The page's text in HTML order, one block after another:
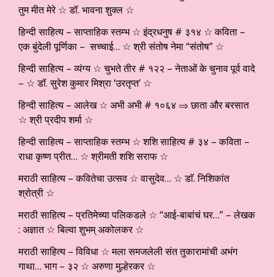
तुम मीत मेरे ☆ डॉ. भावना शुक्ल ☆
हिन्दी साहित्य – साप्ताहिक स्तम्भ ☆ इंद्रधनुष # ३१४ ☆ कविता –
एक बुंदेली पूर्णिका – सच्चाई… ☆ श्री संतोष नेमा “संतोष” ☆
हिन्दी साहित्य – व्यंग्य ☆ चुभते तीर # १२२ – नेताओं के चुनाव पूर्व वादे
– ☆ डॉ. सुरेश कुमार मिश्रा ‘उरतृप्त’ ☆
हिन्दी साहित्य – आलेख ☆ अभी अभी # १०६४ ⇒ छाता और बरसात
☆ श्री प्रदीप शर्मा ☆
हिन्दी साहित्य – साप्ताहिक स्तम्भ ☆ शशि साहित्य # ३४ – कविता –
राधा कृष्ण प्रीत… ☆ श्रीमती शशि सराफ ☆
मराठी साहित्य – कवितेचा उत्सव ☆ वासुदेव… ☆ डाॅ. निशिकांत
श्रोत्री ☆
मराठी साहित्य – प्रतिमेच्या पलिकडले ☆ “आई-बाबांचं घर…” – लेखक
: अज्ञात ☆ बिल्वा शुभम् अकोलकर ☆
मराठी साहित्य – विविधा ☆ मला समजलेली संत तुकारामांची अभंग
गाथा… भाग – ३२ ☆ अरुणा मुल्हेरकर ☆